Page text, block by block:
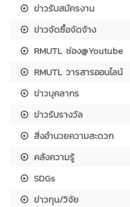
ข่าวรับสมัครงาน
ข่าวจัดซื้อจัดจ้าง
RMUTL ช่อง@Youtube
RMUTL วารสารออนไลน์
ข่าวบุคลากร
ข่าวรับรางวัล
สิ่งอำนวยความสะดวก
คลังความรู้
SDGs
ข่าวทุน/วิจัย